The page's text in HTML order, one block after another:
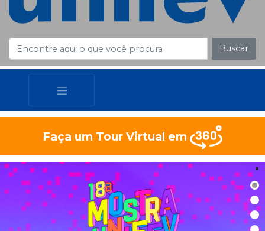
Buscar
Faça um Tour Virtual em